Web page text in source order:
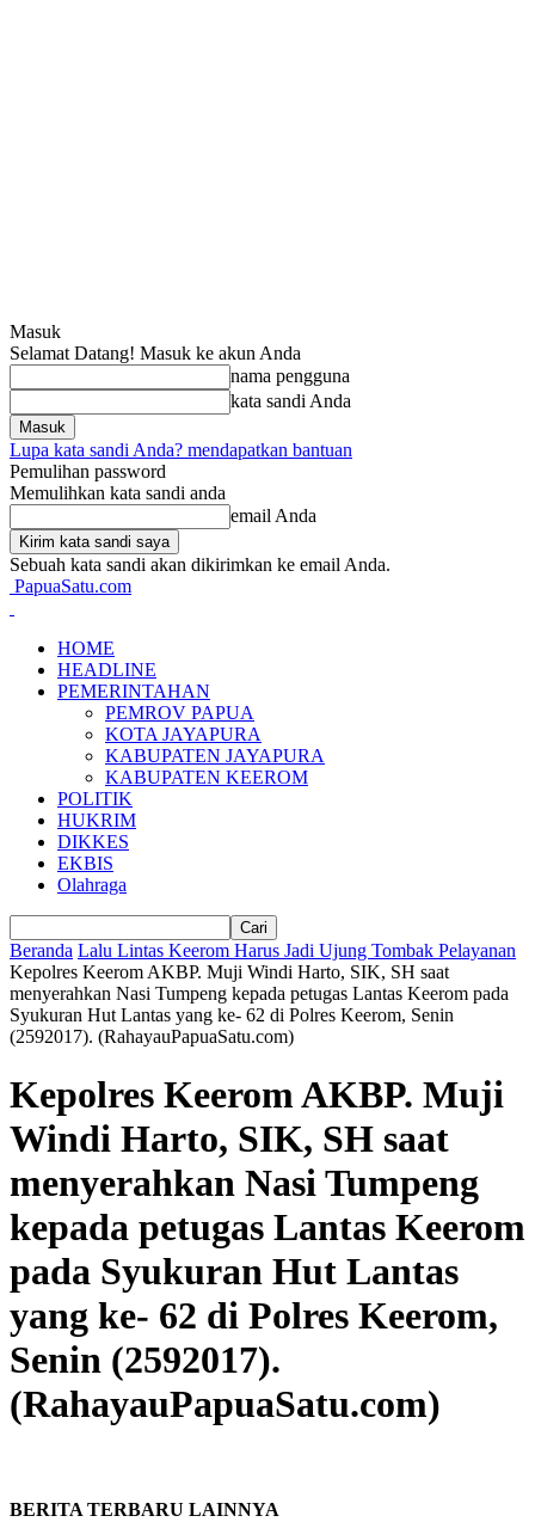
Masuk
Selamat Datang! Masuk ke akun Anda
nama pengguna
kata sandi Anda
Lupa kata sandi Anda? mendapatkan bantuan
Pemulihan password
Memulihkan kata sandi anda
email Anda
Sebuah kata sandi akan dikirimkan ke email Anda.
PapuaSatu.com
HOME
HEADLINE
PEMERINTAHAN
PEMROV PAPUA
KOTA JAYAPURA
KABUPATEN JAYAPURA
KABUPATEN KEEROM
POLITIK
HUKRIM
DIKKES
EKBIS
Olahraga
Beranda Lalu Lintas Keerom Harus Jadi Ujung Tombak Pelayanan
Kepolres Keerom AKBP. Muji Windi Harto, SIK, SH saat
menyerahkan Nasi Tumpeng kepada petugas Lantas Keerom pada
Syukuran Hut Lantas yang ke- 62 di Polres Keerom, Senin
(2592017). (RahayauPapuaSatu.com)
Kepolres Keerom AKBP. Muji
Windi Harto, SIK, SH saat
menyerahkan Nasi Tumpeng
kepada petugas Lantas Keerom
pada Syukuran Hut Lantas
yang ke- 62 di Polres Keerom,
Senin (2592017).
(RahayauPapuaSatu.com)
BERITA TERBARU LAINNYA